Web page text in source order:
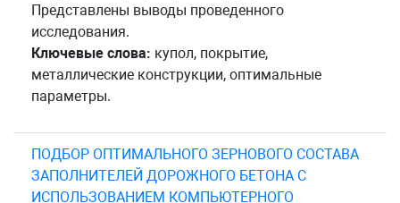
Представлены выводы проведенного
исследования.
Ключевые слова: купол, покрытие,
металлические конструкции, оптимальные
параметры.
ПОДБОР ОПТИМАЛЬНОГО ЗЕРНОВОГО СОСТАВА
ЗАПОЛНИТЕЛЕЙ ДОРОЖНОГО БЕТОНА С
ИСПОЛЬЗОВАНИЕМ КОМПЬЮТЕРНОГО